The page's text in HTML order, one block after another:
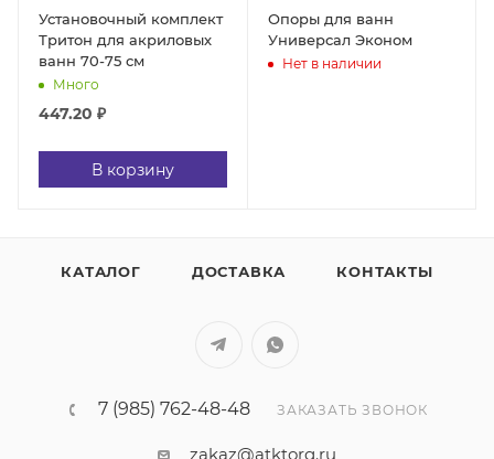
Установочный комплект
Тритон для акриловых
ванн 70-75 см
Много
447.20 ₽
В корзину
Опоры для ванн
Универсал Эконом
Нет в наличии
КАТАЛОГ ДОСТАВКА КОНТАКТЫ
7 (985) 762-48-48 ЗАКАЗАТЬ ЗВОНОК
zakaz@atktorg.ru